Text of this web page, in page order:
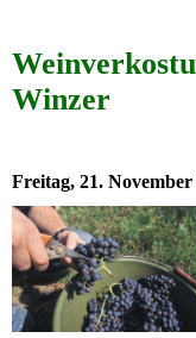
Winzer
Freitag, 21.